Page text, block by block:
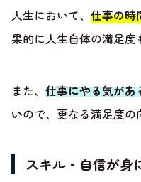
人生において、 仕事の時
果的に人生自体の満足度
また、 仕事にやる気があ
いので、更なる満足度の
スキル・自信が身